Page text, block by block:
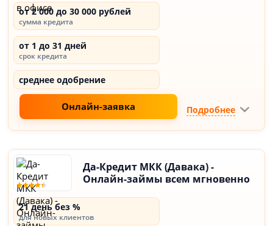
от 2 000 до 30 000 рублей
сумма кредита
от 1 до 31 дней
срок кредита
среднее одобрение
Онлайн-заявка Подробнее
Да-Кредит МКК (Давака) -
Онлайн-займы всем мгновенно
21 день без %
для новых клиентов